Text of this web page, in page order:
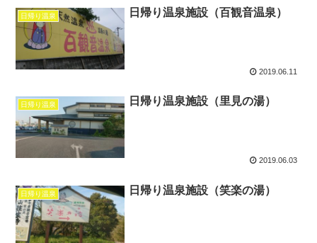
日帰り温泉 日帰り温泉施設（百観音温泉）
2019.06.11
日帰り温泉 日帰り温泉施設（里見の湯）
2019.06.03
日帰り温泉 日帰り温泉施設（笑楽の湯）